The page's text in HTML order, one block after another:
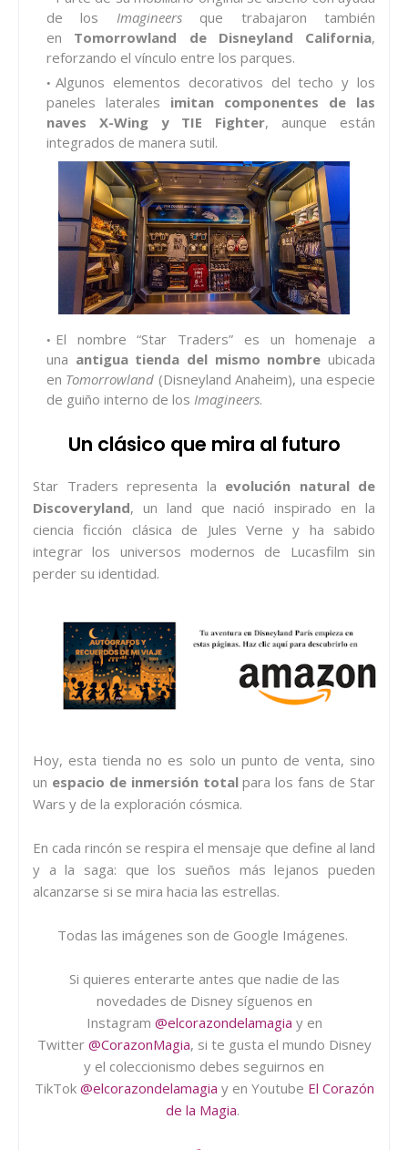
de los Imagineersque trabajaron también
en Tomorrowland de Disneyland California,
reforzando el vínculo entre los parques.
Algunos elementos decorativos del techo y los
paneles laterales imitan componentes de las
naves X-Wing y TIE Fighter, aunque están
integrados de manera sutil.
El nombre “Star Traders” es un homenaje a
una antigua tienda del mismo nombre ubicada
en Tomorrowland (Disneyland Anaheim), una especie
de guiño interno de los Imagineers.
Un clásico que mira al futuro
Star Traders representa la evolución natural de
Discoveryland, un land que nació inspirado en la
ciencia ficción clásica de Jules Verne y ha sabido
integrar los universos modernos de Lucasfilm sin
perder su identidad.
Hoy, esta tienda no es solo un punto de venta, sino
un espacio de inmersión totalpara los fans de Star
Wars y de la exploración cósmica.
En cada rincón se respira el mensaje que define al land
y a la saga: que los sueños más lejanos pueden
alcanzarse si se mira hacia las estrellas.
Todas las imágenes son de Google Imágenes.
Si quieres enterarte antes que nadie de las
novedades de Disney síguenos en
Instagram @elcorazondelamagia y en
Twitter @CorazonMagia, si te gusta el mundo Disney
y el coleccionismo debes seguirnos en
TikTok @elcorazondelamagia y en Youtube El Corazón
de la Magia.